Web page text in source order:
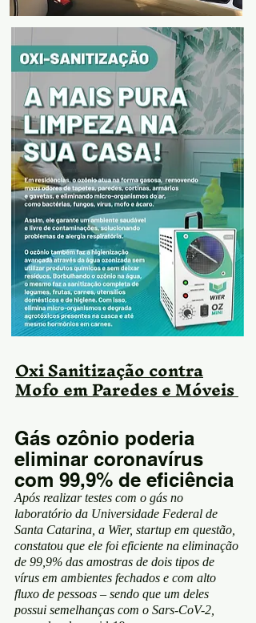
Oxi Sanitização contra
Mofo em Paredes e Móveis
Gás ozônio poderia
eliminar coronavírus
com 99,9% de eficiência
Após realizar testes com o gás no
laboratório da Universidade Federal de
Santa Catarina, a Wier, startup em questão,
constatou que ele foi eficiente na eliminação
de 99,9% das amostras de dois tipos de
vírus em ambientes fechados e com alto
fluxo de pessoas – sendo que um deles
possui semelhanças com o Sars-CoV-2,